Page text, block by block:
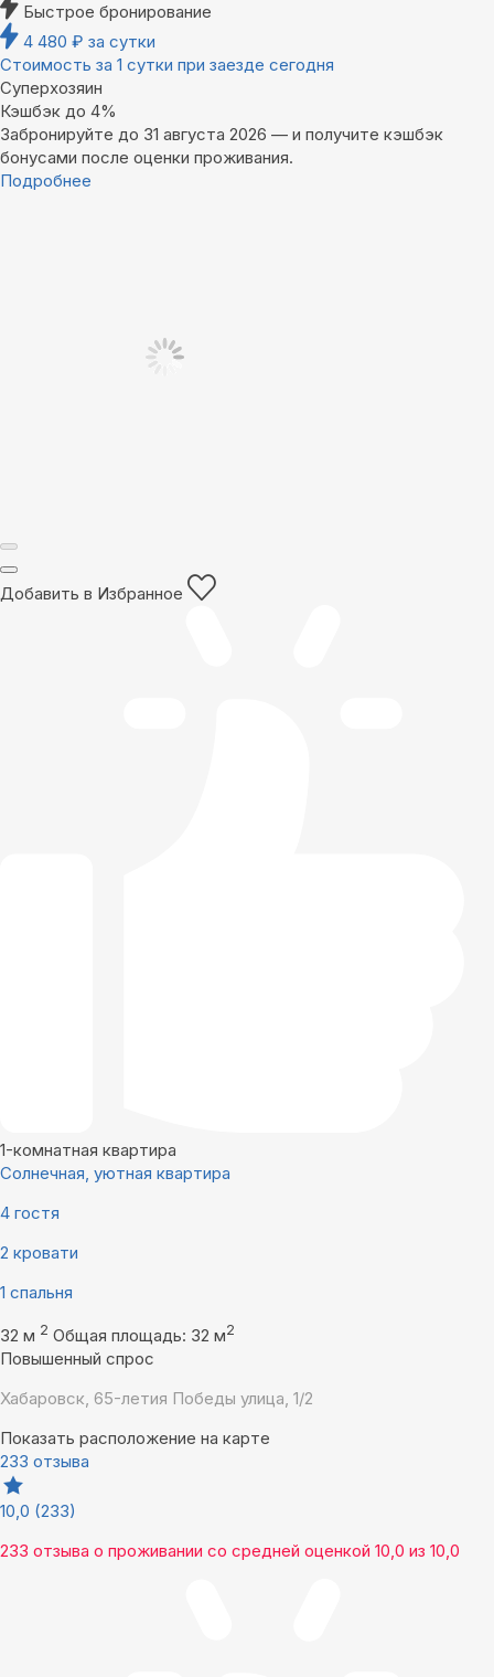
Быстрое бронирование
4 480 ₽ за сутки
Стоимость за 1 сутки при заезде сегодня
Суперхозяин
Кэшбэк до 4%
Забронируйте до 31 августа 2026 — и получите кэшбэк
бонусами после оценки проживания.
Подробнее
Добавить в Избранное
1-комнатная квартира
Солнечная, уютная квартира
4 гостя
2 кровати
1 спальня
32 м 2 Общая площадь: 32 м2
Повышенный спрос
Хабаровск, 65-летия Победы улица, 1/2
Показать расположение на карте
233 отзыва
10,0 (233)
233 отзыва о проживании со средней оценкой 10,0 из 10,0